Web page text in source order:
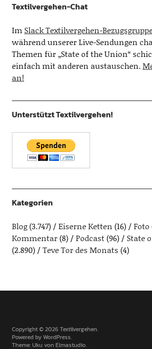
Textilvergehen-Chat
Im Slack Textilvergehen-
während unserer Live-Sendungen
Themen für „State of the Union“
einfach mit anderen austauschen.
an!
Unterstützt Textilvergehen!
Kategorien
Blog(3.747) Eiserne Ketten (16) Foto
Kommentar(8) Podcast(96)
State
(2.890)
Teve Tor des Monats (4)
Copyright © 2026 Textilvergehen
Powered byWordPress
Theme: Uku vonElmastudio